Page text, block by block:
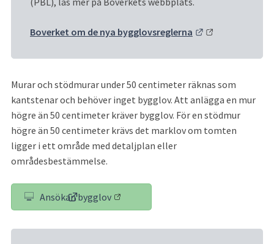
Boverket om de nya bygglovsreglerna Länk till annan
Murar och stödmurar under 50 centimeter räknas som
kantstenar och behöver inget bygglov. Att anlägga en mur
högre än 50 centimeter kräver bygglov. För en stödmur
högre än 50 centimeter krävs det marklov om tomten
ligger i ett område med detaljplan eller
områdesbestämmelse.
Ansökan bygglov
(länk till annan webbplats)